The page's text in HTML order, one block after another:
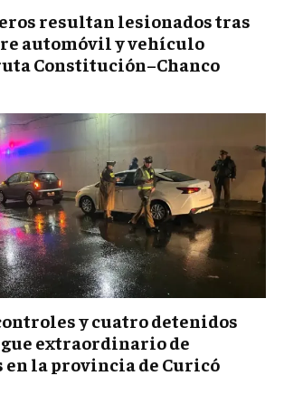
resultan lesionados tras
automóvil y vehículo
Constitución–Chanco
y cuatro detenidos
extraordinario de
en la provincia de Curicó